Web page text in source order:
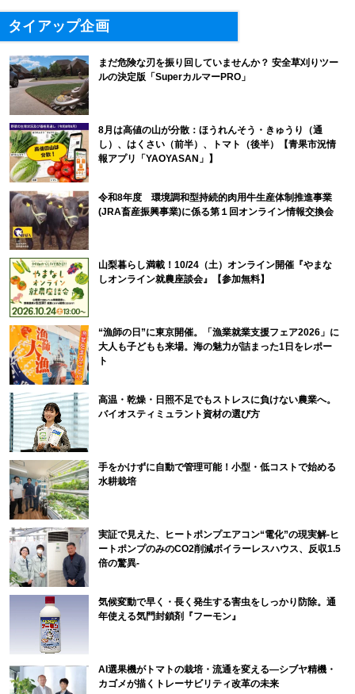
タイアップ企画
まだ危険な刃を振り回していませんか？ 安全草刈りツー
ルの決定版「SuperカルマーPRO」
8月は高値の山が分散：ほうれんそう・きゅうり（通
し）、はくさい（前半）、トマト（後半）【青果市況情
報アプリ「YAOYASAN」】
令和8年度 環境調和型持続的肉用牛生産体制推進事業
(JRA畜産振興事業)に係る第１回オンライン情報交換会
山梨暮らし満載！10/24（土）オンライン開催『やまな
しオンライン就農座談会』【参加無料】
“漁師の日”に東京開催。「漁業就業支援フェア2026」に
大人も子どもも来場。海の魅力が詰まった1日をレポー
ト
高温・乾燥・日照不足でもストレスに負けない農業へ。
バイオスティミュラント資材の選び方
手をかけずに自動で管理可能！小型・低コストで始める
水耕栽培
実証で見えた、ヒートポンプエアコン“電化”の現実解-ヒ
ートポンプのみのCO2削減ボイラーレスハウス、反収1.5
倍の驚異-
気候変動で早く・長く発生する害虫をしっかり防除。通
年使える気門封鎖剤『フーモン』
AI選果機がトマトの栽培・流通を変える―シブヤ精機・
カゴメが描くトレーサビリティ改革の未来